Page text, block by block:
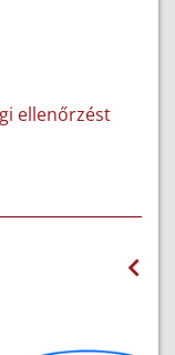
ellenőrzést